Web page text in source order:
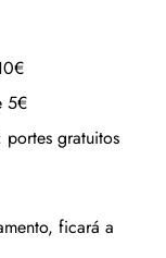
5€
portes gratuitos
ficará a